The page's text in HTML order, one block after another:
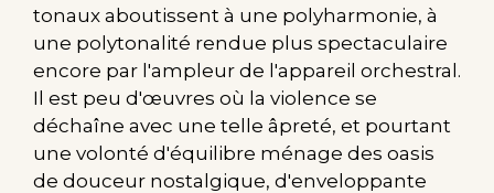
tonaux aboutissent à une polyharmonie, à
une polytonalité rendue plus spectaculaire
encore par l'ampleur de l'appareil orchestral.
Il est peu d'œuvres où la violence se
déchaîne avec une telle âpreté, et pourtant
une volonté d'équilibre ménage des oasis
de douceur nostalgique, d'enveloppante